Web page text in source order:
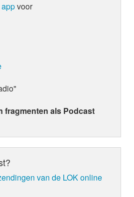
voor
fragmenten als Podcast
van de LOK online